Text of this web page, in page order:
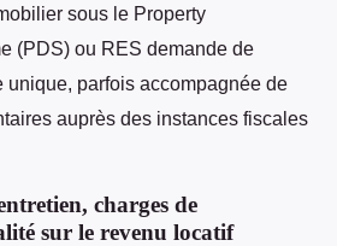
sous le Property
(PDS) ou RES demande de
unique, parfois accompagnée de
auprès des instances fiscales
charges de
sur le revenu locatif